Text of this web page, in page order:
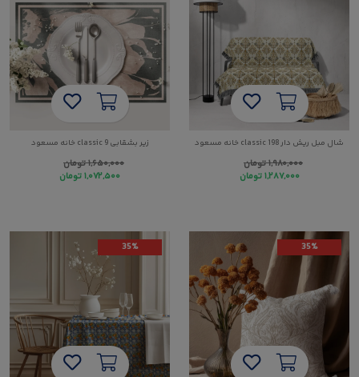
شال مبل ریش دار classic 198 خانه مسعود
۱,۹۸۰,۰۰۰تومان
۱,۲۸۷,۰۰۰ تومان
زیر بشقابی classic 9 خانه مسعود
۱,۶۵۰,۰۰۰تومان
۱,۰۷۲,۵۰۰تومان
35%
35%